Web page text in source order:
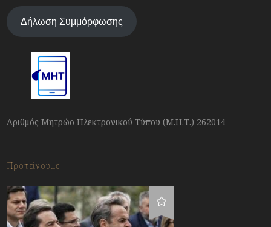
Δήλωση Συμμόρφωσης
Αριθμός Μητρώο Ηλεκτρονικού Τύπου (Μ.Η.Τ.) 262014
Προτείνουμε